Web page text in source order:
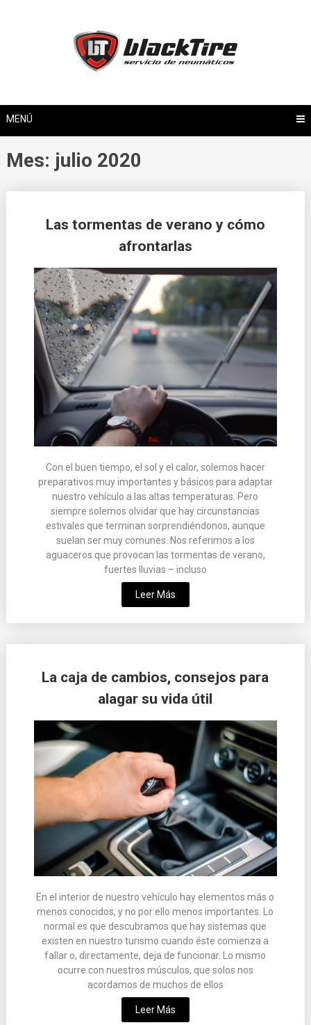
MENÚ
Mes: julio 2020
Las tormentas de verano y cómo
afrontarlas
Con el buen tiempo, el sol y el calor, solemos hacer
preparativos muy importantes y básicos para adaptar
nuestro vehículo a las altas temperaturas. Pero
siempre solemos olvidar que hay circunstancias
estivales que terminan sorprendiéndonos, aunque
suelan ser muy comunes. Nos referimos a los
aguaceros que provocan las tormentas de verano,
fuertes lluvias – incluso
Leer Más
La caja de cambios, consejos para
alagar su vida útil
En el interior de nuestro vehículo hay elementos más o
menos conocidos, y no por ello menos importantes. Lo
normal es que descubramos que hay sistemas que
existen en nuestro turismo cuando éste comienza a
fallar o, directamente, deja de funcionar. Lo mismo
ocurre con nuestros músculos, que solos nos
acordamos de muchos de ellos
Leer Más